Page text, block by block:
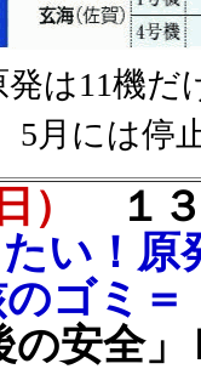
発は11機
5月には停
） １３
たい！
ゴミ
の安全